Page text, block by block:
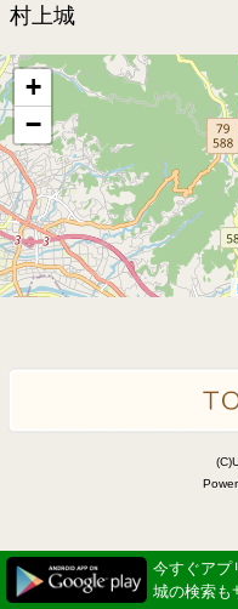
村上城
+
−
今すぐアプ
城の検索も